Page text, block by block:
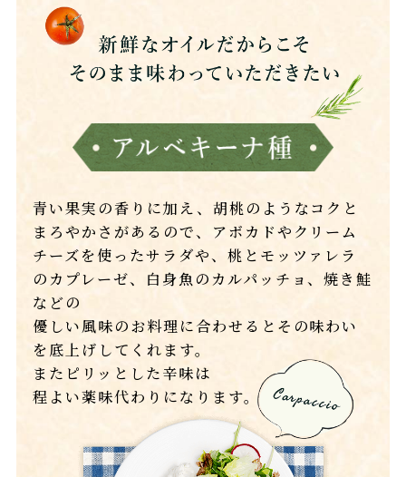
青い果実の香りに加え、胡桃のようなコクと
まろやかさがあるので、アボカドやクリーム
チーズを使ったサラダや、桃とモッツァレラ
のカプレーゼ、白身魚のカルパッチョ、焼き鮭
などの
優しい風味のお料理に合わせるとその味わい
を底上げしてくれます。
またピリッとした辛味は
程よい薬味代わりになります。